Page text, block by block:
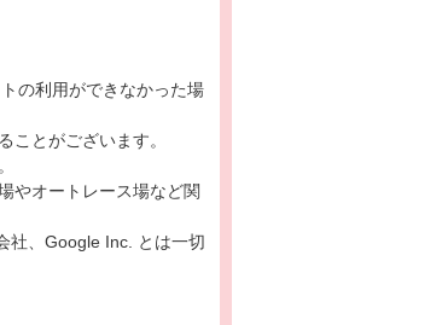
の利用ができなかった場
とがございます。
やオートレース場など関
社、Google Inc. とは一切